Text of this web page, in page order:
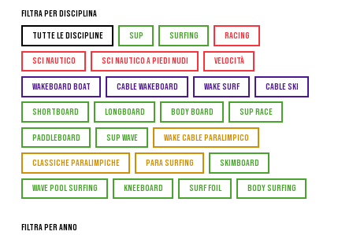
Filtra per Disciplina
TUTTE LE DISCIPLINE SUP SURFING RACING
SCI NAUTICO SCI NAUTICO A PIEDI NUDI VELOCITÀ
WAKEBOARD BOAT CABLE WAKEBOARD WAKE SURF CABLE SKI
SHORTBOARD LONGBOARD BODY BOARD SUP RACE
PADDLEBOARD SUP WAVE WAKE CABLE PARALIMPICO
CLASSICHE PARALIMPICHE PARA SURFING SKIMBOARD
WAVE POOL SURFING KNEEBOARD SURF FOIL BODY SURFING
Filtra per Anno